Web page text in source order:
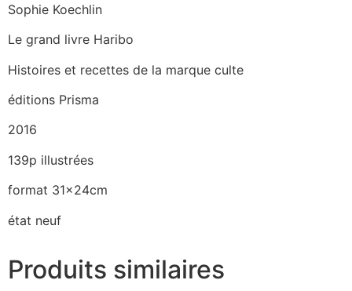
Sophie Koechlin
Le grand livre Haribo
Histoires et recettes de la marque culte
éditions Prisma
2016
139p illustrées
format 31x24cm
état neuf
Produits similaires